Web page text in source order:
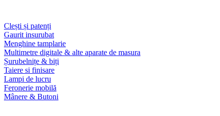
Clești și patenți
Gaurit insurubat
Menghine tamplarie
Multimetre digitale & alte aparate de masura
Șurubelnițe & biți
Taiere si finisare
Lampi de lucru
Feronerie mobilă
Mânere & Butoni